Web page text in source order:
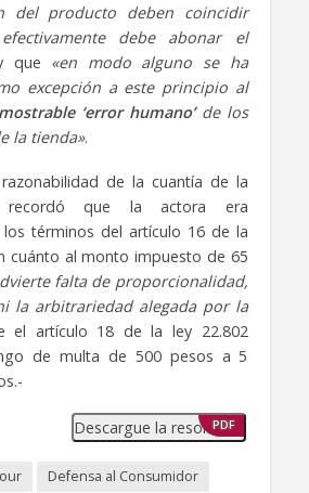
del producto deben coincidir
debe abonar el
que «en modo alguno se ha
excepción a este principio al
‘error humano’de los
la tienda».
de la cuantía de la
recordó que la actora era
los términos del artículo 16 de la
cuánto al monto impuesto de 65
falta de proporcionalidad,
la arbitrariedad alegada por la
el artículo 18 de la ley 22.802
de multa de 500 pesos a 5
Descargue la resolución
PDF
Defensa al Consumidor